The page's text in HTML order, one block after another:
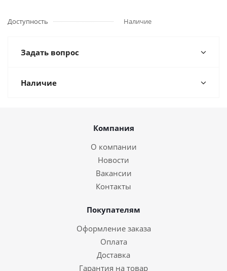
Доступность Наличие
Задать вопрос
Наличие
Компания
О компании
Новости
Вакансии
Контакты
Покупателям
Оформление заказа
Оплата
Доставка
Гарантия на товар